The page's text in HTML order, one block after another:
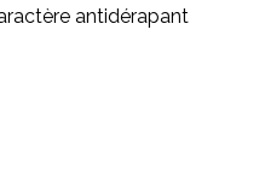
antidérapant